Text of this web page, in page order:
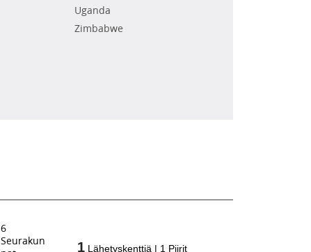
Uganda
Zimbabwe
6
Seurakun
1 Lähetyskenttiä | 1 Piirit